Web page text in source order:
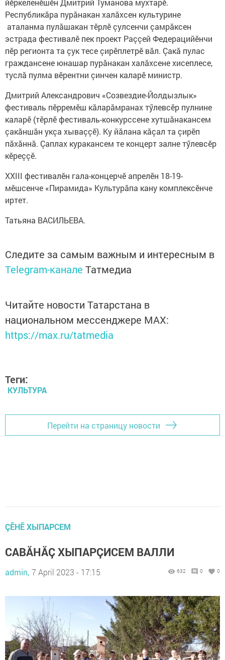
йӗркеленӗшӗн Дмитрий Туманова мухтарӗ.
Республикăра пурăнакан халăхсен культурине
аталанма пулăшакан тӗрлӗ çулсенчи çамрăксен
эстрада фестивалӗ пек проект Раççей Федерацийӗнчи
пӗр регионта та çук тесе çирӗплетрӗ вăл. Çакă пулас
граждансене юнашар пурăнакан халăхсене хисеплесе,
туслă пулма вӗрентни çинчен каларӗ министр.
Дмитрий Александрович «Созвездие-Йолдызлык»
фестиваль пӗрремӗш кăларăмранах тӳлевсӗр пулнине
каларӗ (тӗрлӗ фестиваль-конкурссене хутшăнакансем
çакăншăн укçа хываççӗ). Ку йăлана кăçал та çирӗп
пăхăннă. Çаплах куракансем те концерт залне тӳлевсӗр
кӗреççӗ.
XXIII фестивалӗн гала-концерчӗ апрелӗн 18-19-
мӗшсенче «Пирамида» Культурăпа кану комплексӗнче
иртет.
Татьяна ВАСИЛЬЕВА.
Следите за самым важным и интересным в
Telegram-канале Татмедиа
Читайте новости Татарстана в
национальном мессенджере MАХ:
https://max.ru/tatmedia
Теги:
КУЛЬТУРА
Перейти на страницу новости
ÇӖНӖ ХЫПАРСЕМ
САВĂНĂÇ ХЫПАРÇИСЕМ ВАЛЛИ
admin, 7 April 2023 - 17:15 632 0 0